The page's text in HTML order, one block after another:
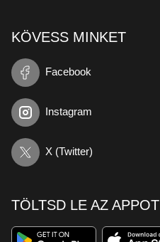
KÖVESS MINKET
Facebook
Instagram
X (Twitter)
TÖLTSD LE AZ APPOT